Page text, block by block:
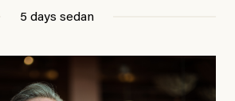
5 days sedan